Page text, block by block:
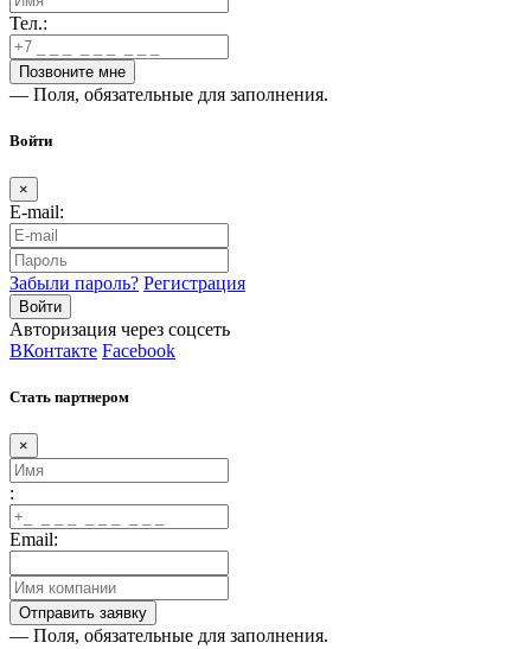
Тел.:
— Поля, обязательные для заполнения.
Войти
×
E-mail:
Забыли пароль? Регистрация
Авторизация через соцсеть
ВКонтакте Facebook
Стать партнером
×
:
Email:
— Поля, обязательные для заполнения.